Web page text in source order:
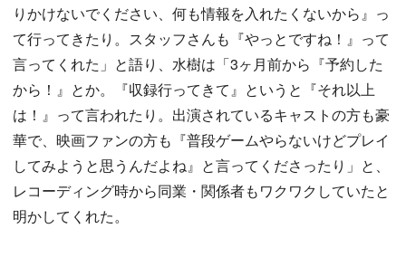
りかけないでください、何も情報を入れたくないから』っ
て行ってきたり。スタッフさんも『やっとですね！』って
言ってくれた」と語り、水樹は「3ヶ月前から『予約した
から！』とか。『収録行ってきて』というと『それ以上
は！』って言われたり。出演されているキャストの方も豪
華で、映画ファンの方も『普段ゲームやらないけどプレイ
してみようと思うんだよね』と言ってくださったり」と、
レコーディング時から同業・関係者もワクワクしていたと
明かしてくれた。